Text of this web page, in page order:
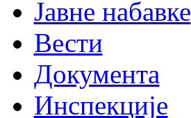
Јавне набавке
Вести
Документа
Инспекције